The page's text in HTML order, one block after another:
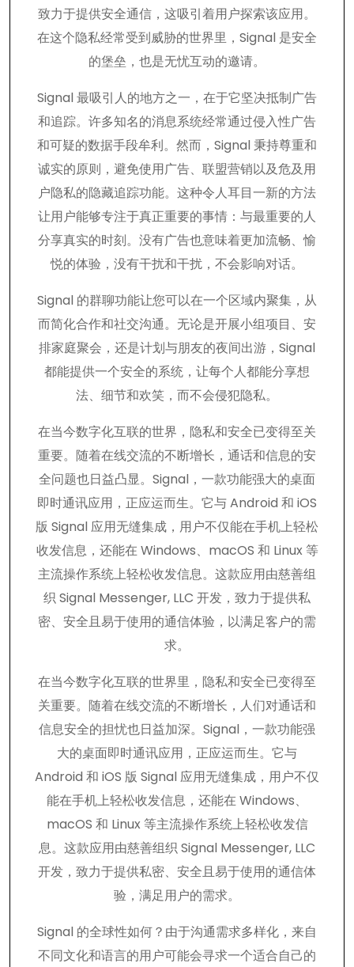
致力于提供安全通信，这吸引着用户探索该应用。
在这个隐私经常受到威胁的世界里，Signal 是安全
的堡垒，也是无忧互动的邀请。
Signal 最吸引人的地方之一，在于它坚决抵制广告
和追踪。许多知名的消息系统经常通过侵入性广告
和可疑的数据手段牟利。然而，Signal 秉持尊重和
诚实的原则，避免使用广告、联盟营销以及危及用
户隐私的隐藏追踪功能。这种令人耳目一新的方法
让用户能够专注于真正重要的事情：与最重要的人
分享真实的时刻。没有广告也意味着更加流畅、愉
悦的体验，没有干扰和干扰，不会影响对话。
Signal 的群聊功能让您可以在一个区域内聚集，从
而简化合作和社交沟通。无论是开展小组项目、安
排家庭聚会，还是计划与朋友的夜间出游，Signal
都能提供一个安全的系统，让每个人都能分享想
法、细节和欢笑，而不会侵犯隐私。
在当今数字化互联的世界，隐私和安全已变得至关
重要。随着在线交流的不断增长，通话和信息的安
全问题也日益凸显。Signal，一款功能强大的桌面
即时通讯应用，正应运而生。它与 Android 和 iOS
版 Signal 应用无缝集成，用户不仅能在手机上轻松
收发信息，还能在 Windows、macOS 和 Linux 等
主流操作系统上轻松收发信息。这款应用由慈善组
织 Signal Messenger, LLC 开发，致力于提供私
密、安全且易于使用的通信体验，以满足客户的需
求。
在当今数字化互联的世界里，隐私和安全已变得至
关重要。随着在线交流的不断增长，人们对通话和
信息安全的担忧也日益加深。Signal，一款功能强
大的桌面即时通讯应用，正应运而生。它与
Android 和 iOS 版 Signal 应用无缝集成，用户不仅
能在手机上轻松收发信息，还能在 Windows、
macOS 和 Linux 等主流操作系统上轻松收发信
息。这款应用由慈善组织 Signal Messenger, LLC
开发，致力于提供私密、安全且易于使用的通信体
验，满足用户的需求。
Signal 的全球性如何？由于沟通需求多样化，来自
不同文化和语言的用户可能会寻求一个适合自己的